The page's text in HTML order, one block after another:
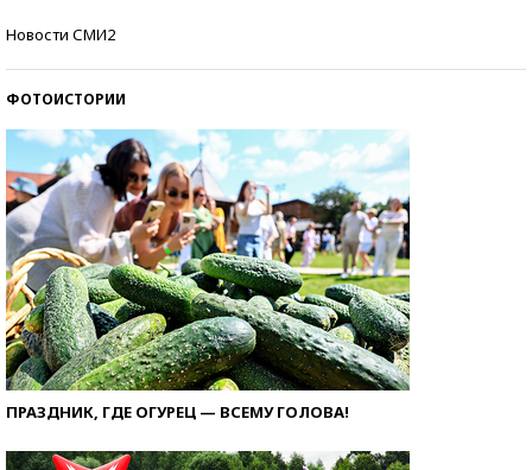
Новости СМИ2
ФОТОИСТОРИИ
ПРАЗДНИК, ГДЕ ОГУРЕЦ — ВСЕМУ ГОЛОВА!